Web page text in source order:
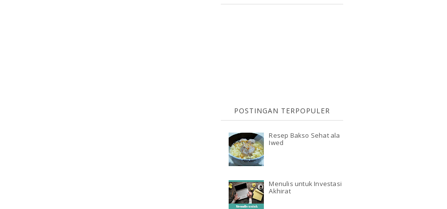
POSTINGAN TERPOPULER
Resep Bakso Sehat ala
Iwed
Menulis untuk Investasi
Akhirat